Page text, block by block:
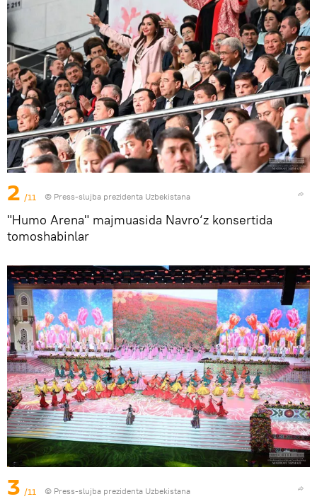
2 /11 © Press-slujba prezidenta Uzbekistana
"Humo Arena" majmuasida Navro‘z konsertida
tomoshabinlar
3 /11 © Press-slujba prezidenta Uzbekistana